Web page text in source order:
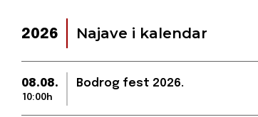
2026 Najave i kalendar
08.08.
10:00h
Bodrog fest 2026.